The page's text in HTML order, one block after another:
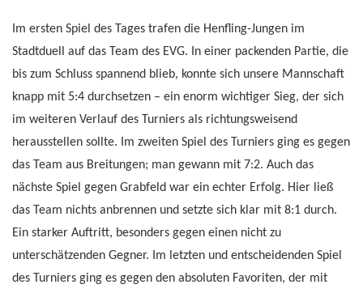
Im ersten Spiel des Tages trafen die Henfling-Jungen im
Stadtduell auf das Team des EVG. In einer packenden Partie, die
bis zum Schluss spannend blieb, konnte sich unsere Mannschaft
knapp mit 5:4 durchsetzen – ein enorm wichtiger Sieg, der sich
im weiteren Verlauf des Turniers als richtungsweisend
herausstellen sollte. Im zweiten Spiel des Turniers ging es gegen
das Team aus Breitungen; man gewann mit 7:2. Auch das
nächste Spiel gegen Grabfeld war ein echter Erfolg. Hier ließ
das Team nichts anbrennen und setzte sich klar mit 8:1 durch.
Ein starker Auftritt, besonders gegen einen nicht zu
unterschätzenden Gegner. Im letzten und entscheidenden Spiel
des Turniers ging es gegen den absoluten Favoriten, der mit